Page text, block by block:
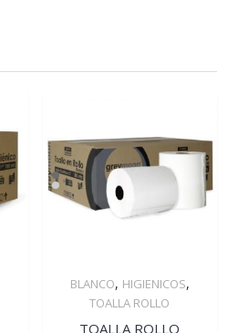
Quick View
BLANCO, HIGIENICOS,
TOALLA ROLLO
TOALLA ROLLO